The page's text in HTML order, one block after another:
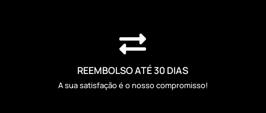

REEMBOLSO ATÉ 30 DIAS
A sua satisfação é o nosso compromisso!